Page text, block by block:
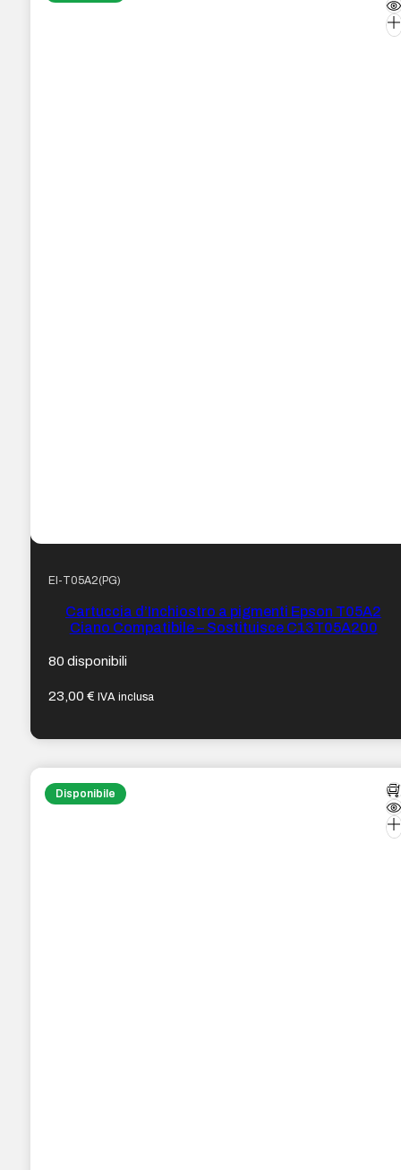
EI-T05A2(PG)
Cartuccia d’Inchiostro a pigmenti Epson T05A2
Ciano Compatibile – Sostituisce C13T05A200
80 disponibili
23,00€ IVA inclusa
Disponibile